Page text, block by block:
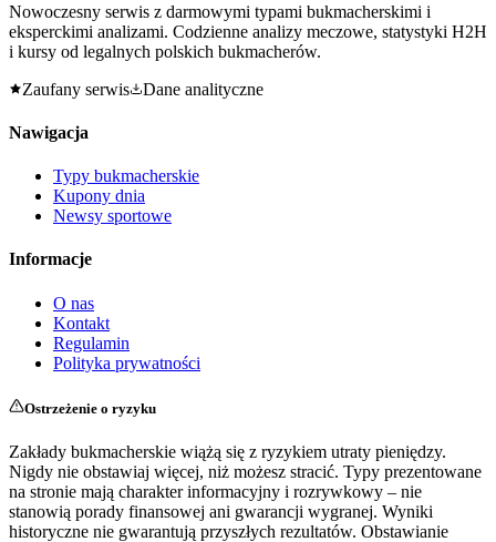
Nowoczesny serwis z darmowymi typami bukmacherskimi i
eksperckimi analizami. Codzienne analizy meczowe, statystyki H2H
i kursy od legalnych polskich bukmacherów.
Zaufany serwis
Dane analityczne
Nawigacja
Typy bukmacherskie
Kupony dnia
Newsy sportowe
Informacje
O nas
Kontakt
Regulamin
Polityka prywatności
Ostrzeżenie o ryzyku
Zakłady bukmacherskie wiążą się z ryzykiem utraty pieniędzy.
Nigdy nie obstawiaj więcej, niż możesz stracić. Typy prezentowane
na stronie mają charakter informacyjny i rozrywkowy – nie
stanowią porady finansowej ani gwarancji wygranej. Wyniki
historyczne nie gwarantują przyszłych rezultatów. Obstawianie